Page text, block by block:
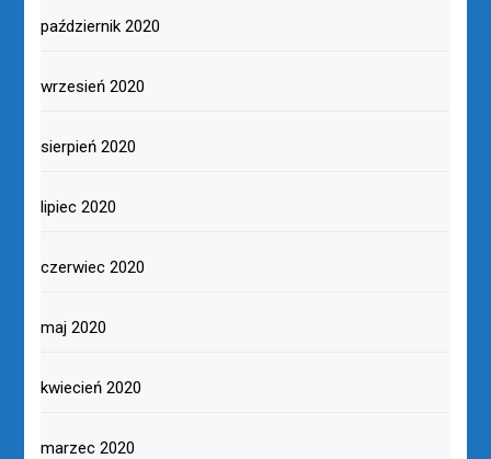
październik 2020
wrzesień 2020
sierpień 2020
lipiec 2020
czerwiec 2020
maj 2020
kwiecień 2020
marzec 2020